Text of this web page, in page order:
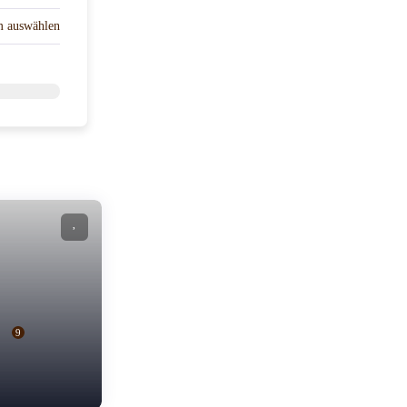
auswählen
9